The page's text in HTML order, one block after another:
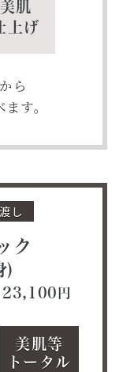
美肌
上げ
ら
す。
し
ク
)
23,100 円
美肌等
トータル